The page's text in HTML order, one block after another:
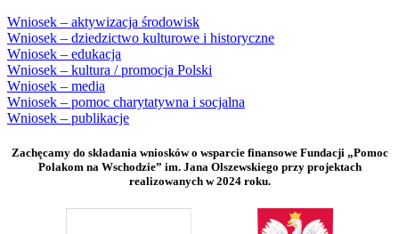
Wniosek – aktywizacja środowisk
Wniosek – dziedzictwo kulturowe i historyczne
Wniosek – edukacja
Wniosek – kultura / promocja Polski
Wniosek – media
Wniosek – pomoc charytatywna i socjalna
Wniosek – publikacje
Zachęcamy do składania wniosków o wsparcie finansowe Fundacji „Pomoc
Polakom na Wschodzie” im. Jana Olszewskiego przy projektach
realizowanych w 2024 roku.